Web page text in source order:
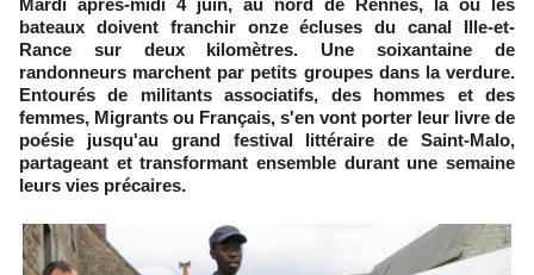
Mardi après-midi 4 juin, au nord de Rennes, là où les
bateaux doivent franchir onze écluses du canal Ille-et-
Rance sur deux kilomètres. Une soixantaine de
randonneurs marchent par petits groupes dans la verdure.
Entourés de militants associatifs, des hommes et des
femmes, Migrants ou Français, s'en vont porter leur livre de
poésie jusqu'au grand festival littéraire de Saint-Malo,
partageant et transformant ensemble durant une semaine
leurs vies précaires.